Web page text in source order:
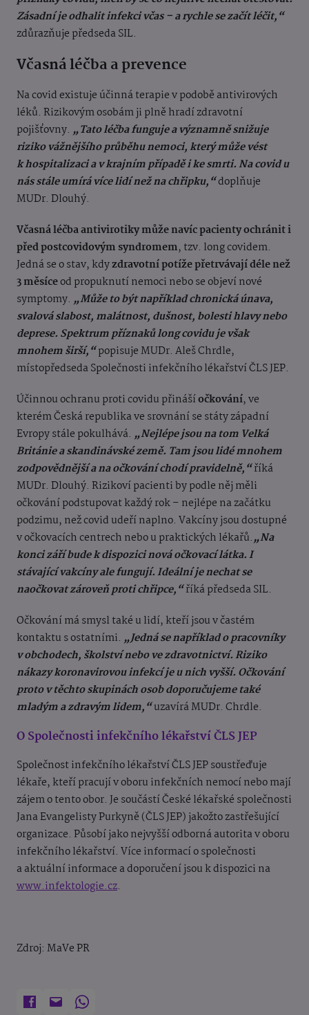
Zásadní je odhalit infekci včas – a rychle se začít léčit,“
zdůrazňuje předseda SIL.
Včasná léčba a prevence
Na covid existuje účinná terapie v podobě antivirových
léků. Rizikovým osobám ji plně hradí zdravotní
pojišťovny. „Tato léčba funguje a významně snižuje
riziko vážnějšího průběhu nemoci, který může vést
k hospitalizaci a v krajním případě i ke smrti. Na covid u
nás stále umírá více lidí než na chřipku,“doplňuje
MUDr. Dlouhý.
Včasná léčba antivirotiky může navíc pacienty ochránit i
před postcovidovým syndromem, tzv. long covidem.
Jedná se o stav, kdyzdravotní potíže přetrvávají déle než
3 měsíceod propuknutí nemoci nebo se objeví nové
symptomy. „Může to být například chronická únava,
svalová slabost, malátnost, dušnost, bolesti hlavy nebo
deprese. Spektrum příznaků long covidu je však
mnohem širší,“popisuje MUDr. Aleš Chrdle,
místopředseda Společnosti infekčního lékařství ČLS JEP.
Účinnou ochranu proti covidu přinášíočkování, ve
kterém Česká republika ve srovnání se státy západní
Evropy stále pokulhává. „Nejlépe jsou na tom Velká
Británie a skandinávské země. Tam jsou lidé mnohem
zodpovědnější a na očkování chodí pravidelně,“říká
MUDr. Dlouhý. Rizikoví pacienti by podle něj měli
očkování podstupovat každý rok – nejlépe na začátku
podzimu, než covid udeří naplno. Vakcíny jsou dostupné
v očkovacích centrech nebo u praktických lékařů.„Na
konci září bude k dispozici nová očkovací látka. I
stávající vakcíny ale fungují. Ideální je nechat se
naočkovat zároveň proti chřipce,“říká předseda SIL.
Očkování má smysl také u lidí, kteří jsou v častém
kontaktu s ostatními. „Jedná se například o pracovníky
v obchodech, školství nebo ve zdravotnictví. Riziko
nákazy koronavirovou infekcí je u nich vyšší. Očkování
proto v těchto skupinách osob doporučujeme také
mladým a zdravým lidem,“uzavírá MUDr. Chrdle.
O Společnosti infekčního lékařství ČLS JEP
Společnost infekčního lékařství ČLS JEP soustřeďuje
lékaře, kteří pracují v oboru infekčních nemocí nebo mají
zájem o tento obor. Je součástí České lékařské společnosti
Jana Evangelisty Purkyně (ČLS JEP) jakožto zastřešující
organizace. Působí jako nejvyšší odborná autorita v oboru
infekčního lékařství. Více informací o společnosti
a aktuální informace a doporučení jsou k dispozici na
www.infektologie.cz.
Zdroj: MaVe PR